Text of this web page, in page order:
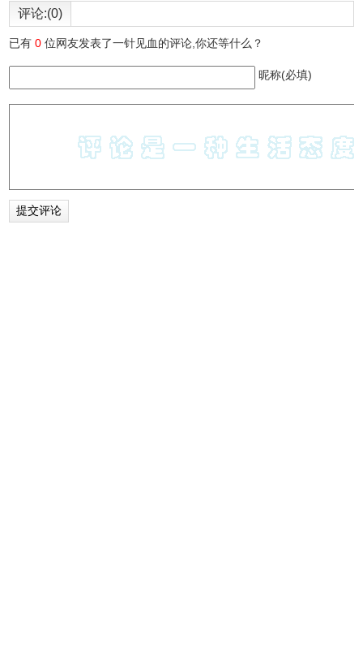
评论:(0)
已有0 位网友发表了一针见血的评论,你还等什么？
昵称(必填)